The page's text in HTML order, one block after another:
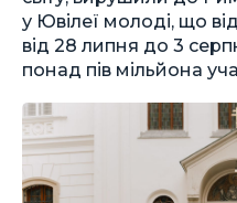
у Ювілеї молоді, що
від 28 липня до 3
понад пів мільйона